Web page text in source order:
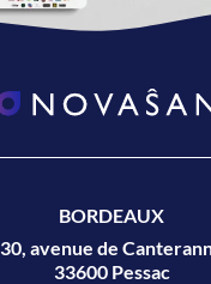
BORDEAUX
30, avenue de
33600 Pessac